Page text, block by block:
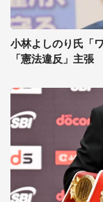
小林よしのり氏「
「憲法違反」主張